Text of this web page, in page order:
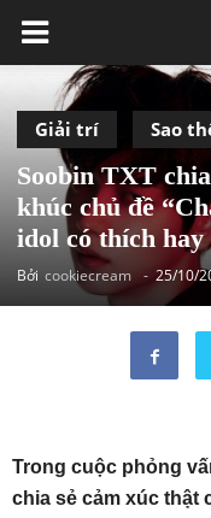
Giải trí Sao
Soobin TXT
khúc chủ đề
idol có thích hay
Bởi cookiecream - 25/10/
Trong cuộc phỏng
chia sẻ cảm xúc thật